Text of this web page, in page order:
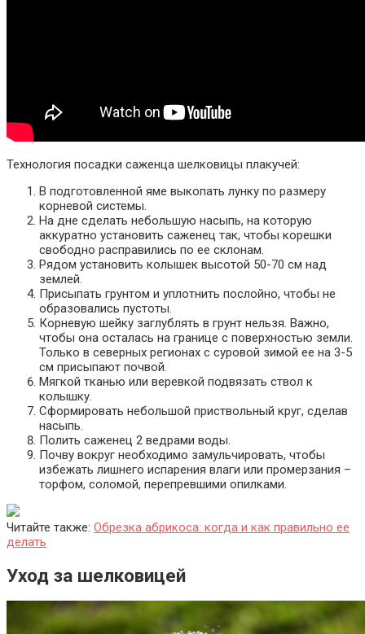
Технология посадки саженца шелковицы плакучей:
В подготовленной яме выкопать лунку по размеру
корневой системы.
На дне сделать небольшую насыпь, на которую
аккуратно установить саженец так, чтобы корешки
свободно расправились по ее склонам.
Рядом установить колышек высотой 50-70 см над
землей.
Присыпать грунтом и уплотнить послойно, чтобы не
образовались пустоты.
Корневую шейку заглублять в грунт нельзя. Важно,
чтобы она осталась на границе с поверхностью земли.
Только в северных регионах с суровой зимой ее на 3-5
см присыпают почвой.
Мягкой тканью или веревкой подвязать ствол к
колышку.
Сформировать небольшой приствольный круг, сделав
насыпь.
Полить саженец 2 ведрами воды.
Почву вокруг необходимо замульчировать, чтобы
избежать лишнего испарения влаги или промерзания –
торфом, соломой, перепревшими опилками.
Читайте также: Обрезка абрикоса: когда и как правильно ее
делать
Уход за шелковицей